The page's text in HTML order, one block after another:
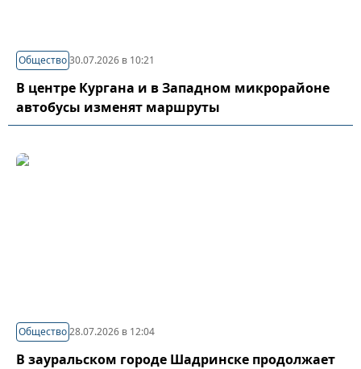
Общество30.07.2026 в 10:21
В центре Кургана и в Западном микрорайоне
автобусы изменят маршруты
Общество28.07.2026 в 12:04
В зауральском городе Шадринске продолжает